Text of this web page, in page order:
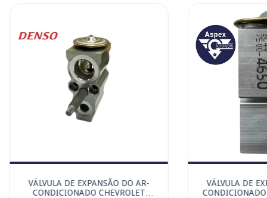
VÁLVULA DE EXPANSÃO DO AR-
CONDICIONADO CHEVROLET
VÁLVULA DE